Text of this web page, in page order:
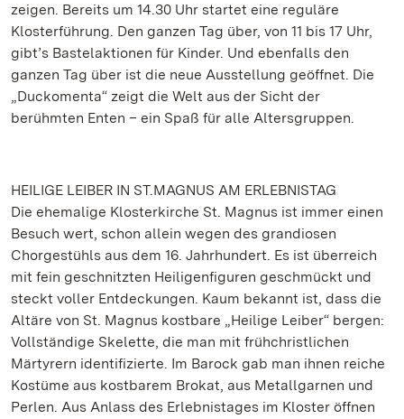
zeigen. Bereits um 14.30 Uhr startet eine reguläre
Klosterführung. Den ganzen Tag über, von 11 bis 17 Uhr,
gibt’s Bastelaktionen für Kinder. Und ebenfalls den
ganzen Tag über ist die neue Ausstellung geöffnet. Die
„Duckomenta“ zeigt die Welt aus der Sicht der
berühmten Enten – ein Spaß für alle Altersgruppen.
HEILIGE LEIBER IN ST.MAGNUS AM ERLEBNISTAG
Die ehemalige Klosterkirche St. Magnus ist immer einen
Besuch wert, schon allein wegen des grandiosen
Chorgestühls aus dem 16. Jahrhundert. Es ist überreich
mit fein geschnitzten Heiligenfiguren geschmückt und
steckt voller Entdeckungen. Kaum bekannt ist, dass die
Altäre von St. Magnus kostbare „Heilige Leiber“ bergen:
Vollständige Skelette, die man mit frühchristlichen
Märtyrern identifizierte. Im Barock gab man ihnen reiche
Kostüme aus kostbarem Brokat, aus Metallgarnen und
Perlen. Aus Anlass des Erlebnistages im Kloster öffnen